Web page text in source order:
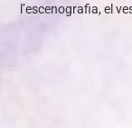
l’escenografia, el